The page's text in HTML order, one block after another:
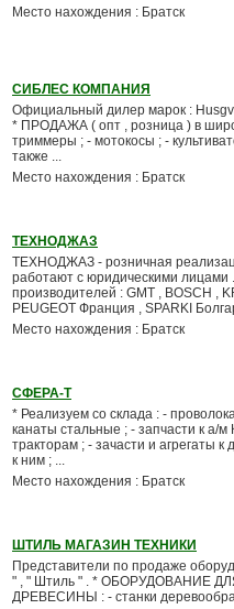
Место нахождения : Братск
СИБЛЕС КОМПАНИЯ
Официальный дилер марок :
* ПРОДАЖА ( опт , розница ) в
триммеры ; - мотокосы ; -
также ...
Место нахождения : Братск
ТЕХНОДЖАЗ
ТЕХНОДЖАЗ - розничная
работают с юридическими
производителей : GMT , BOSCH ,
PEUGEOT Франция , SPARKI
Место нахождения : Братск
СФЕРА-Т
* Реализуем со склада : -
канаты стальные ; - запчасти к а/
тракторам ; - зачасти и агрегаты
к ним ; ...
Место нахождения : Братск
ШТИЛЬ МАГАЗИН ТЕХНИКИ
Представители по продаже
" , " Штиль " . * ОБОРУДОВАНИЕ
ДРЕВЕСИНЫ : - станки